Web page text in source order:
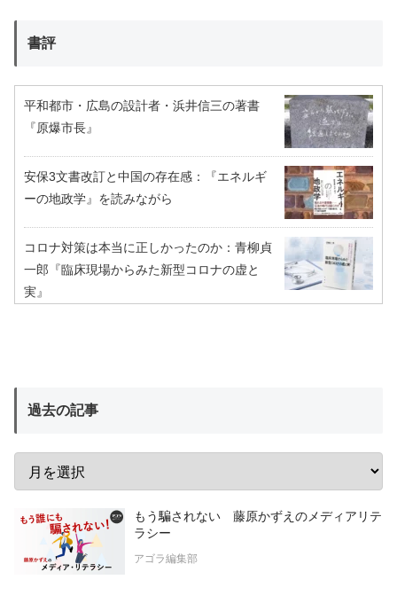
書評
平和都市・広島の設計者・浜井信三の著書
『原爆市長』
安保3文書改訂と中国の存在感：『エネルギ
ーの地政学』を読みながら
コロナ対策は本当に正しかったのか：青柳貞
一郎『臨床現場からみた新型コロナの虚と
実』
過去の記事
もう騙されない 藤原かずえのメディアリテ
ラシー
アゴラ編集部